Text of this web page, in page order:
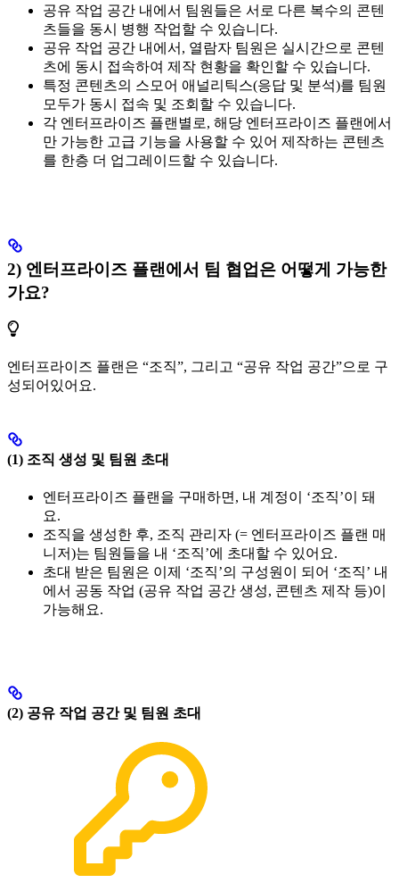
공유 작업 공간 내에서 팀원들은 서로 다른 복수의 콘텐
츠들을 동시 병행 작업할 수 있습니다.
공유 작업 공간 내에서, 열람자 팀원은 실시간으로 콘텐
츠에 동시 접속하여 제작 현황을 확인할 수 있습니다.
특정 콘텐츠의 스모어 애널리틱스(응답 및 분석)를 팀원
모두가 동시 접속 및 조회할 수 있습니다.
각 엔터프라이즈 플랜별로, 해당 엔터프라이즈 플랜에서
만 가능한 고급 기능을 사용할 수 있어 제작하는 콘텐츠
를 한층 더 업그레이드할 수 있습니다.
2) 엔터프라이즈 플랜에서 팀 협업은 어떻게 가능한
가요?
엔터프라이즈 플랜은 “조직”, 그리고 “공유 작업 공간”으로 구
성되어있어요.
(1) 조직 생성 및 팀원 초대
엔터프라이즈 플랜을 구매하면, 내 계정이 ‘조직’이 돼
요.
조직을 생성한 후, 조직 관리자 (= 엔터프라이즈 플랜 매
니저)는 팀원들을 내 ‘조직’에 초대할 수 있어요.
초대 받은 팀원은 이제 ‘조직’의 구성원이 되어 ‘조직’ 내
에서 공동 작업 (공유 작업 공간 생성, 콘텐츠 제작 등)이
가능해요.
(2) 공유 작업 공간 및 팀원 초대